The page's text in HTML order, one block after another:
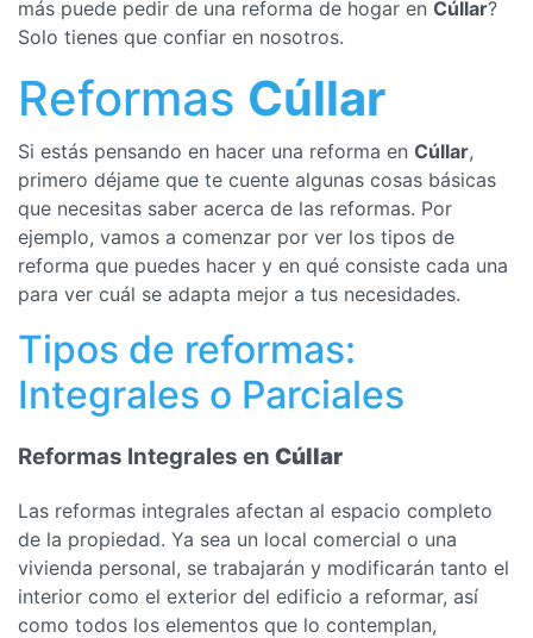
más puede pedir de una reforma de hogar en Cúllar?
Solo tienes que confiar en nosotros.
Reformas Cúllar
Si estás pensando en hacer una reforma en Cúllar,
primero déjame que te cuente algunas cosas básicas
que necesitas saber acerca de las reformas. Por
ejemplo, vamos a comenzar por ver los tipos de
reforma que puedes hacer y en qué consiste cada una
para ver cuál se adapta mejor a tus necesidades.
Tipos de reformas:
Integrales o Parciales
Reformas Integrales en Cúllar
Las reformas integrales afectan al espacio completo
de la propiedad. Ya sea un local comercial o una
vivienda personal, se trabajarán y modificarán tanto el
interior como el exterior del edificio a reformar, así
como todos los elementos que lo contemplan,